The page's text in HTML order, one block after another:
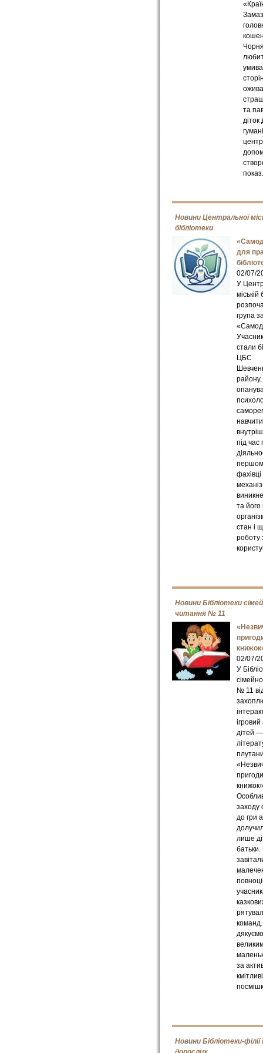
та
діток
показ.
Новини Центральної
бібліотеки
для
02/07/
У
міській
група
стали
ЦБС
району,
під час
та його
стан і
роботу
Новини Бібліотеки
читання № 11
02/07/
У
№ 11
дітей —
заходу
до гри
лише
за
Новини Бібліотеки-